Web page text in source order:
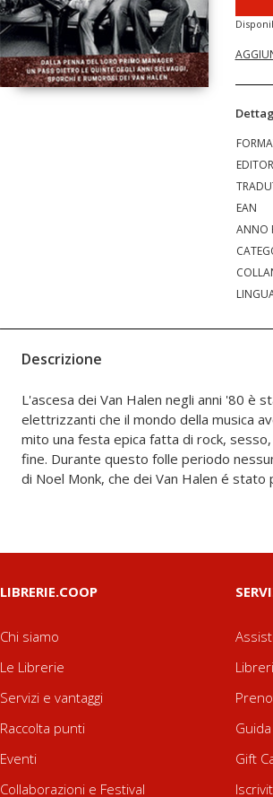
EAN
ANNO
Descrizione
L'ascesa dei Van Halen negli anni '80 è
elettrizzanti che il mondo della musica
mito una festa epica fatta di rock,
fine. Durante questo folle periodo
di Noel Monk, che dei Van Halen é
manager, e che in questo libro ne svela tutti
filtri né censure. Illustrato con rare
Devil è un volume immancabile per ogni
In uscita a un anno dalla morte di Eddie
LIBRERIE.COOP
Chi siamo
Le Librerie
Servizi e vantaggi
Raccolta punti
Eventi
Collaborazioni e Festival
Gift